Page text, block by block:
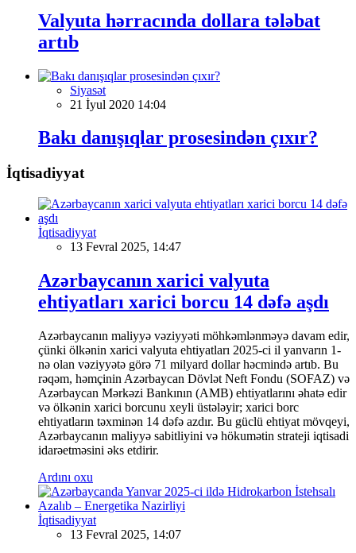
Valyuta hərracında dollara tələbat
artıb
Siyasət
21 İyul 2020 14:04
Bakı danışıqlar prosesindən çıxır?
İqtisadiyyat
İqtisadiyyat
13 Fevral 2025, 14:47
Azərbaycanın xarici valyuta
ehtiyatları xarici borcu 14 dəfə aşdı
Azərbaycanın maliyyə vəziyyəti möhkəmlənməyə davam edir,
çünki ölkənin xarici valyuta ehtiyatları 2025-ci il yanvarın 1-
nə olan vəziyyətə görə 71 milyard dollar həcmində artıb. Bu
rəqəm, həmçinin Azərbaycan Dövlət Neft Fondu (SOFAZ) və
Azərbaycan Mərkəzi Bankının (AMB) ehtiyatlarını əhatə edir
və ölkənin xarici borcunu xeyli üstələyir; xarici borc
ehtiyatların təxminən 14 dəfə azdır. Bu güclü ehtiyat mövqeyi,
Azərbaycanın maliyyə sabitliyini və hökumətin strateji iqtisadi
idarəetməsini əks etdirir.
Ardını oxu
İqtisadiyyat
13 Fevral 2025, 14:07